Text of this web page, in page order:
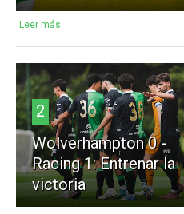
Leer más
2
Wolverhampton 0 -
Racing 1: Entrenar la
victoria